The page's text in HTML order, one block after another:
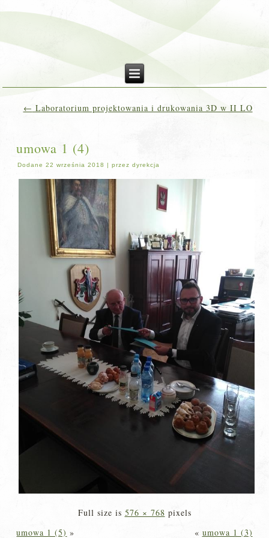
← Laboratorium projektowania i drukowania 3D w II LO
umowa 1 (4)
Dodane 22 września 2018 |przez dyrekcja
Full size is 576 × 768 pixels
umowa 1 (5) » « umowa 1 (3)